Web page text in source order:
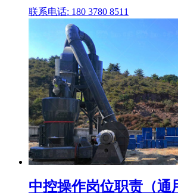
联系电话: 180 3780 8511
中控操作岗位职责（通